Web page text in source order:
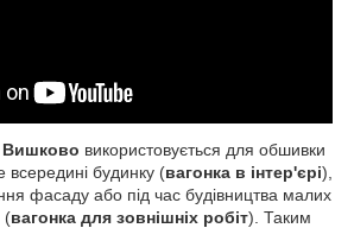
Вишково використовується для обшивки
всередині будинку (вагонка в інтер'єрі),
фасаду або під час будівництва малих
(вагонка для зовнішніх робіт). Таким